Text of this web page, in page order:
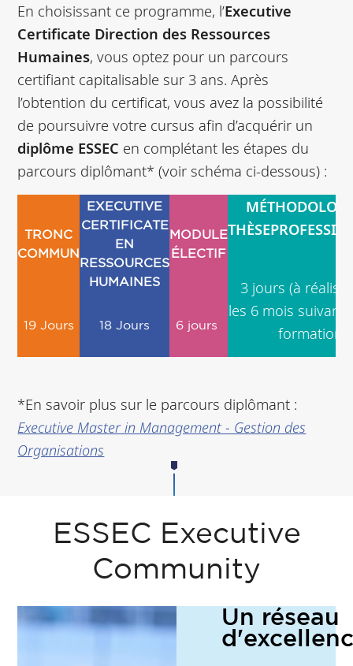
En choisissant ce programme, l’Executive
Certificate Direction des Ressources
Humaines, vous optez pour un parcours
certifiant capitalisable sur 3 ans. Après
l’obtention du certificat, vous avez la possibilité
de poursuivre votre cursus afin d’acquérir un
diplôme ESSEC en complétant les étapes du
parcours diplômant* (voir schéma ci-dessous) :
TRONC
COMMUN
EXECUTIVE
CERTIFICATE
EN
RESSOURCES
HUMAINES
MODULE
ÉLECTIF
3 jours (à
les 6 mois suivant
formation)
19 Jours 18 Jours 6 jours
*En savoir plus sur le parcours diplômant :
Executive Master in Management - Gestion des
Organisations
ESSEC Executive
Community
Un réseau